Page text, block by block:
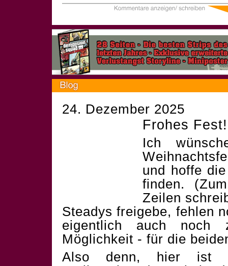
24. Dezember 2025
Frohes Fest!
Ich
und hoffe
finden.
Zeilen
Steadys freigebe, fehlen
eigentlich auch noch
Möglichkeit - für die
Also denn, hier ist